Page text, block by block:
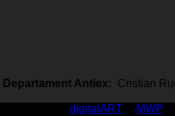
Departament Antiex: Cristian
digitalART
MWP